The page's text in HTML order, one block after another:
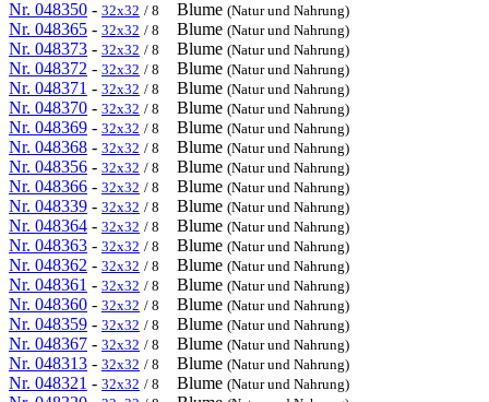
Nr. 048350 - 32x32 / 8 Blume (Natur und Nahrung)
Nr. 048365 - 32x32 / 8 Blume (Natur und Nahrung)
Nr. 048373 - 32x32 / 8 Blume (Natur und Nahrung)
Nr. 048372 - 32x32 / 8 Blume (Natur und Nahrung)
Nr. 048371 - 32x32 / 8 Blume (Natur und Nahrung)
Nr. 048370 - 32x32 / 8 Blume (Natur und Nahrung)
Nr. 048369 - 32x32 / 8 Blume (Natur und Nahrung)
Nr. 048368 - 32x32 / 8 Blume (Natur und Nahrung)
Nr. 048356 - 32x32 / 8 Blume (Natur und Nahrung)
Nr. 048366 - 32x32 / 8 Blume (Natur und Nahrung)
Nr. 048339 - 32x32 / 8 Blume (Natur und Nahrung)
Nr. 048364 - 32x32 / 8 Blume (Natur und Nahrung)
Nr. 048363 - 32x32 / 8 Blume (Natur und Nahrung)
Nr. 048362 - 32x32 / 8 Blume (Natur und Nahrung)
Nr. 048361 - 32x32 / 8 Blume (Natur und Nahrung)
Nr. 048360 - 32x32 / 8 Blume (Natur und Nahrung)
Nr. 048359 - 32x32 / 8 Blume (Natur und Nahrung)
Nr. 048367 - 32x32 / 8 Blume (Natur und Nahrung)
Nr. 048313 - 32x32 / 8 Blume (Natur und Nahrung)
Nr. 048321 - 32x32 / 8 Blume (Natur und Nahrung)